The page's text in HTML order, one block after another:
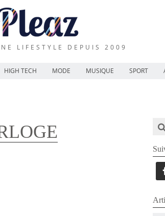
LIFESTYLE DEPUIS 2009
HIGH TECH MODE MUSIQUE SPORT